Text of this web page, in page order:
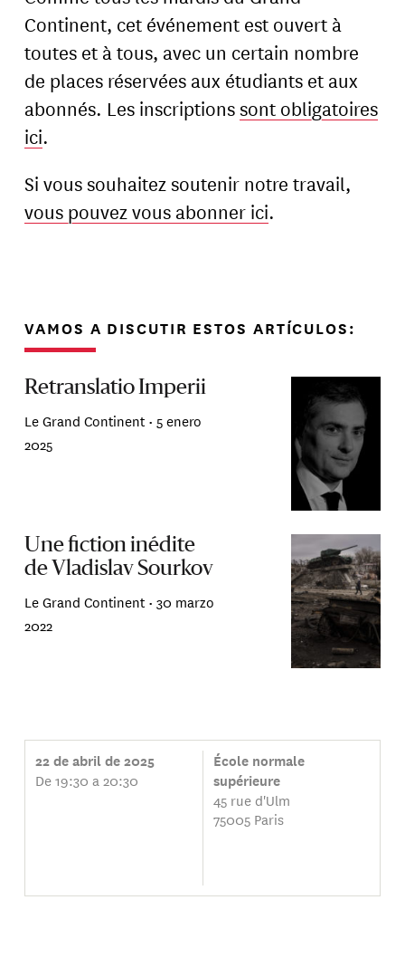
Continent, cet événement est ouvert à
toutes et à tous, avec un certain nombre
de places réservées aux étudiants et aux
abonnés. Les inscriptionssont obligatoires
ici.
Si vous souhaitez soutenir notre travail,
vous pouvez vous abonner ici.
VAMOS A DISCUTIR ESTOS ARTÍCULOS:
Retranslatio Imperii
Le Grand Continent •5 enero
2025
Une fiction inédite
de Vladislav Sourkov
Le Grand Continent •30 marzo
2022
22 de abril de 2025
De 19:30 a 20:30
École normale
supérieure
45 rue d'Ulm
75005 Paris